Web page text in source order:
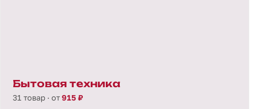
Бытовая техника
31 товар · от915 ₽